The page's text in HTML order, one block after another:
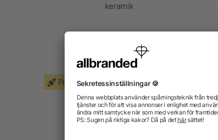
keramik
från 19,85 kr
Priority